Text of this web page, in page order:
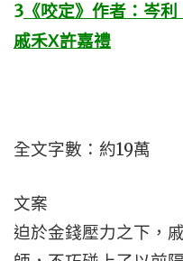
3 《咬定》作者：岑
戚禾X許嘉禮
全文字數：約19萬
文案
迫於金錢壓力之下，